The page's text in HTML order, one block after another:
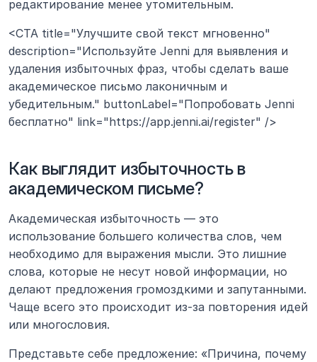
редактирование менее утомительным.
<CTA title="Улучшите свой текст мгновенно"
description="Используйте Jenni для выявления и
удаления избыточных фраз, чтобы сделать ваше
академическое письмо лаконичным и
убедительным." buttonLabel="Попробовать Jenni
бесплатно" link="https://app.jenni.ai/register" />
Как выглядит избыточность в
академическом письме?
Академическая избыточность — это
использование большего количества слов, чем
необходимо для выражения мысли. Это лишние
слова, которые не несут новой информации, но
делают предложения громоздкими и запутанными.
Чаще всего это происходит из-за повторения идей
или многословия.
Представьте себе предложение: «Причина, почему